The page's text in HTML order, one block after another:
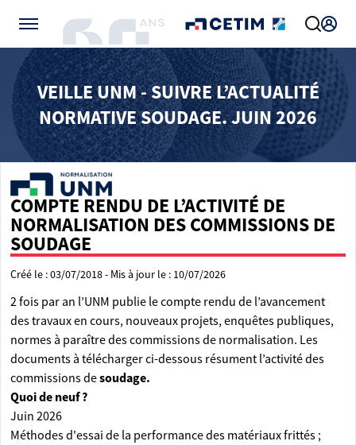
VEILLE UNM - SUIVRE L’ACTUALITÉ
NORMATIVE SOUDAGE. JUIN 2026
COMPTE RENDU DE L’ACTIVITÉ DE
NORMALISATION DES COMMISSIONS DE
SOUDAGE
Créé le : 03/07/2018 - Mis à jour le : 10/07/2026
2 fois par an l’UNM publie le compte rendu de l’avancement
des travaux en cours, nouveaux projets, enquêtes publiques,
normes à paraître des commissions de normalisation. Les
documents à télécharger ci-dessous résument l’activité des
commissions desoudage.
Quoi de neuf ?
Juin 2026
Méthodes d'essai de la performance des matériaux frittés ;